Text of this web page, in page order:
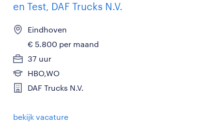
en Test, DAF Trucks N.V.
Eindhoven
€ 5.800 per maand
37 uur
HBO,WO
DAF Trucks N.V.
bekijk vacature